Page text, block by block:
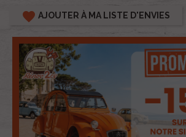
favorite AJOUTER À MA LISTE D'ENVIES